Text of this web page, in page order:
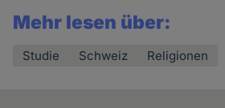
Mehr lesen über:
Studie Schweiz Religionen